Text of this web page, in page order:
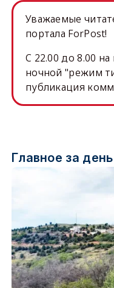
Уважаемые
портала ForPost!
C 22.00 до 8.00
ночной "режим
публикация
Главное за день